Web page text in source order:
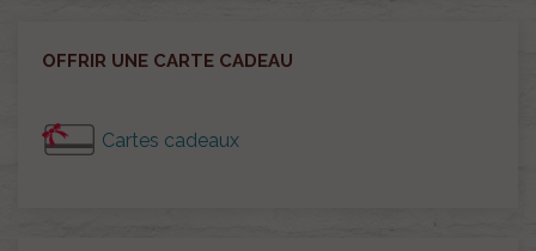
OFFRIR UNE CARTE CADEAU
Cartes cadeaux